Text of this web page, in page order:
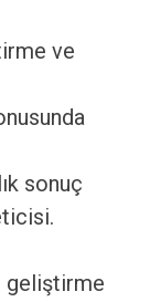
ve
sonuç
geliştirme